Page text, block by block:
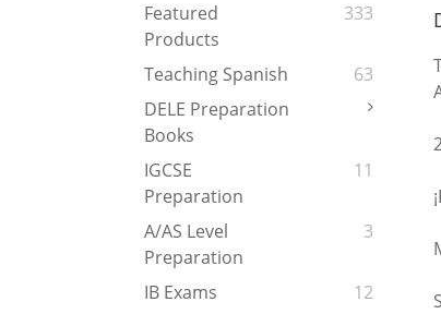
Featured
Products
333
Teaching Spanish
63
DELE Preparation
Books
IGCSE
Preparation
11
A/AS Level
Preparation
3
IB Exams
12